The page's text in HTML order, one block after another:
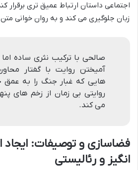
اجتماعی داستان ارتباط عمیق تری برقرار
زبان جلوگیری می کند و به روان خوانی
صالحی با ترکیب نثری ساده اما
آمیختن روایت با گفتار
هایی که غبار جنگ را به عمق
روایتی بی زمان از زخم های
می کند.
فضاسازی و توصیفات:
انگیز و رئالیستی